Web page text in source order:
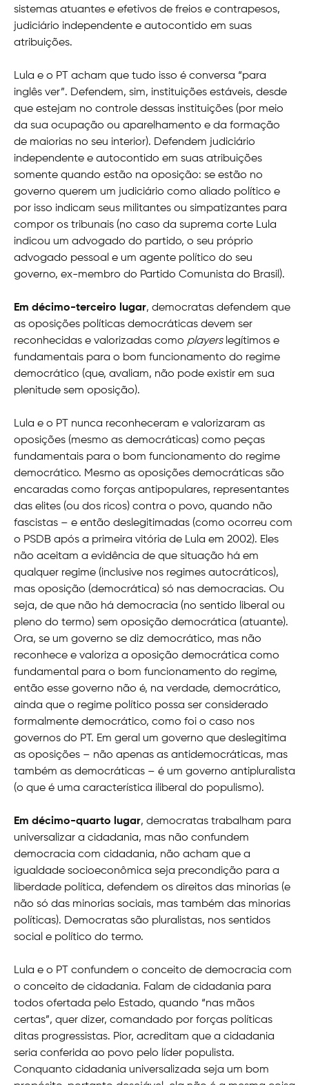
sistemas atuantes e efetivos de freios e contrapesos,
judiciário independente e autocontido em suas
atribuições.
Lula e o PT acham que tudo isso é conversa “para
inglês ver”. Defendem, sim, instituições estáveis, desde
que estejam no controle dessas instituições (por meio
da sua ocupação ou aparelhamento e da formação
de maiorias no seu interior). Defendem judiciário
independente e autocontido em suas atribuições
somente quando estão na oposição: se estão no
governo querem um judiciário como aliado político e
por isso indicam seus militantes ou simpatizantes para
compor os tribunais (no caso da suprema corte Lula
indicou um advogado do partido, o seu próprio
advogado pessoal e um agente político do seu
governo, ex-membro do Partido Comunista do Brasil).
Em décimo-terceiro lugar, democratas defendem que
as oposições políticas democráticas devem ser
reconhecidas e valorizadas como playerslegítimos e
fundamentais para o bom funcionamento do regime
democrático (que, avaliam, não pode existir em sua
plenitude sem oposição).
Lula e o PT nunca reconheceram e valorizaram as
oposições (mesmo as democráticas) como peças
fundamentais para o bom funcionamento do regime
democrático. Mesmo as oposições democráticas são
encaradas como forças antipopulares, representantes
das elites (ou dos ricos) contra o povo, quando não
fascistas – e então deslegitimadas (como ocorreu com
o PSDB após a primeira vitória de Lula em 2002). Eles
não aceitam a evidência de que situação há em
qualquer regime (inclusive nos regimes autocráticos),
mas oposição (democrática) só nas democracias. Ou
seja, de que não há democracia (no sentido liberal ou
pleno do termo) sem oposição democrática (atuante).
Ora, se um governo se diz democrático, mas não
reconhece e valoriza a oposição democrática como
fundamental para o bom funcionamento do regime,
então esse governo não é, na verdade, democrático,
ainda que o regime político possa ser considerado
formalmente democrático, como foi o caso nos
governos do PT. Em geral um governo que deslegitima
as oposições – não apenas as antidemocráticas, mas
também as democráticas – é um governo antipluralista
(o que é uma característica iliberal do populismo).
Em décimo-quarto lugar, democratas trabalham para
universalizar a cidadania, mas não confundem
democracia com cidadania, não acham que a
igualdade socioeconômica seja precondição para a
liberdade política, defendem os direitos das minorias (e
não só das minorias sociais, mas também das minorias
políticas). Democratas são pluralistas, nos sentidos
social e político do termo.
Lula e o PT confundem o conceito de democracia com
o conceito de cidadania. Falam de cidadania para
todos ofertada pelo Estado, quando “nas mãos
certas”, quer dizer, comandado por forças políticas
ditas progressistas. Pior, acreditam que a cidadania
seria conferida ao povo pelo líder populista.
Conquanto cidadania universalizada seja um bom